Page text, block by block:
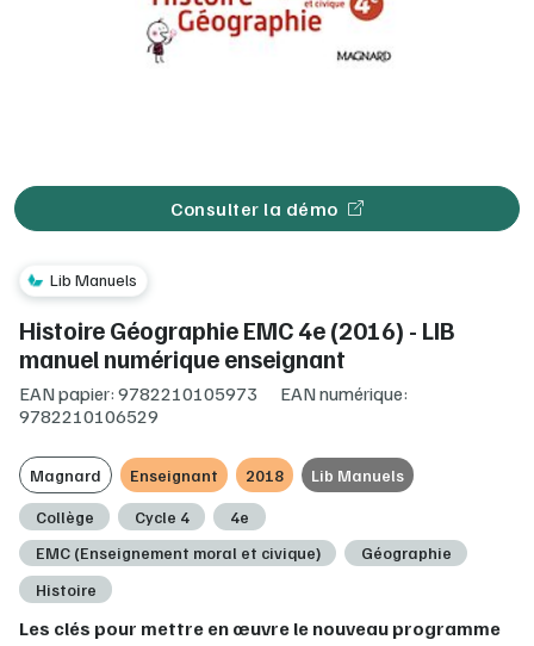
Consulter la démo
Lib Manuels
Histoire Géographie EMC 4e (2016) - LIB
manuel numérique enseignant
EAN papier: 9782210105973
EAN numérique:
9782210106529
Magnard Enseignant 2018 Lib Manuels
Collège Cycle 4
4e
EMC (Enseignement moral et civique)
Géographie
Histoire
Les clés pour mettre en œuvre le nouveau programme